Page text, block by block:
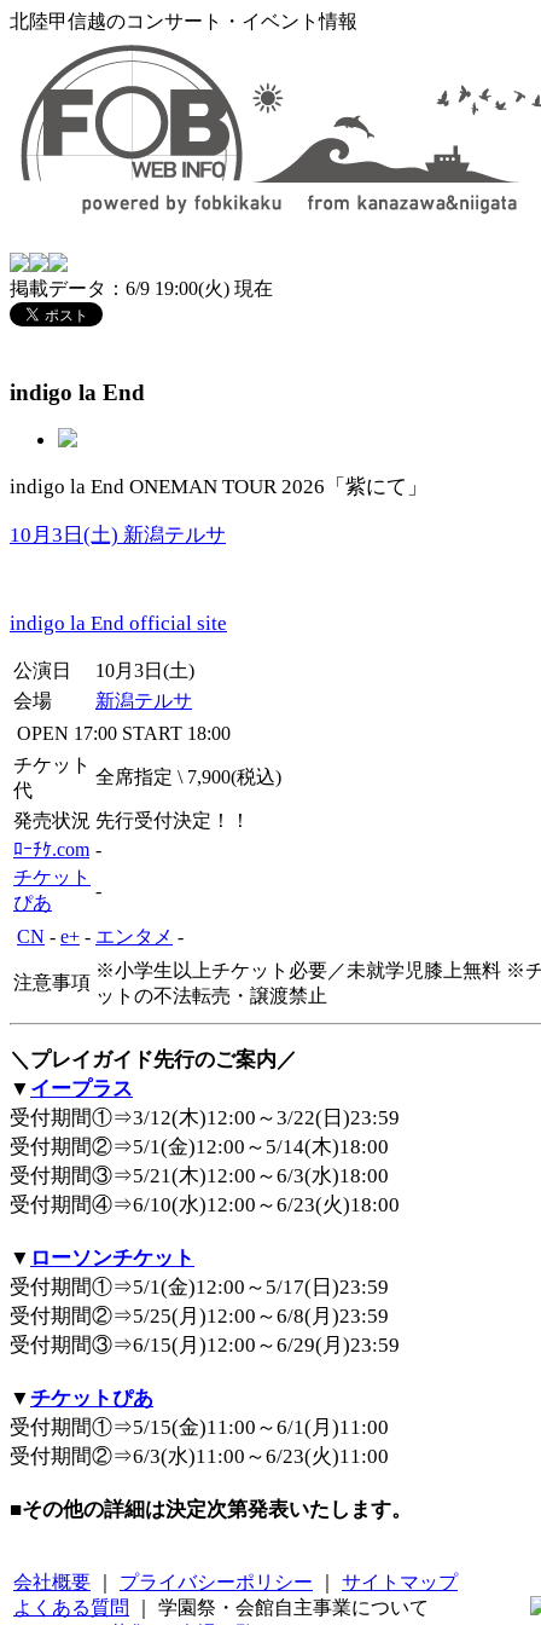
北陸甲信越のコンサート・イベント情報
掲載データ：6/9 19:00(火) 現在
indigo la End
indigo la End ONEMAN TOUR 2026「紫にて」
10月3日(土) 新潟テルサ
indigo la End official site
公演日
10月3日(土)
会場
新潟テルサ
OPEN 17:00 START 18:00
チケット
代
全席指定 \ 7,900(税込)
発売状況 先行受付決定！！
ﾛｰﾁｹ.com -
チケット
ぴあ
-
CN - e+ - エンタメ -
注意事項
※小学生以上チケット必要／未就学児膝上無料 ※
ットの不法転売・譲渡禁止
＼プレイガイド先行のご案内／
▼ イープラス
受付期間①⇒3/12(木)12:00～3/22(日)23:59
受付期間②⇒5/1(金)12:00～5/14(木)18:00
受付期間③⇒5/21(木)12:00～6/3(水)18:00
受付期間④⇒6/10(水)12:00～6/23(火)18:00
▼ ローソンチケット
受付期間①⇒5/1(金)12:00～5/17(日)23:59
受付期間②⇒5/25(月)12:00～6/8(月)23:59
受付期間③⇒6/15(月)12:00～6/29(月)23:59
▼チケットぴあ
受付期間①⇒5/15(金)11:00～6/1(月)11:00
受付期間②⇒6/3(水)11:00～6/23(火)11:00
■その他の詳細は決定次第発表いたします。
会社概要 プライバシーポリシー
サイトマップ
よくある質問
｜ 学園祭・会館自主事業について